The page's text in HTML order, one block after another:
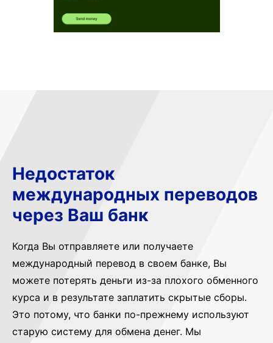
Недостаток
международных переводов
через Ваш банк
Когда Вы отправляете или получаете
международный перевод в своем банке, Вы
можете потерять деньги из-за плохого обменного
курса и в результате заплатить скрытые сборы.
Это потому, что банки по-прежнему используют
старую систему для обмена денег. Мы